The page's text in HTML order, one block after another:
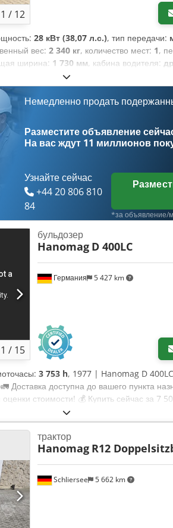
1 / 12
28 кВт (38,07 л.с.), тип передачи:
вес: 2 340 кг, количество мест: 1,
ширина: 1 730 мм, кабина водителя:
Немедленно продать
Разместите объявление
На вас ждут 11 миллионов
Узнайте сейчас
+44 20 806 810
84
*за объявление/
1 / 15
Германия 5 427 km
бульдозер
Hanomag D 400LC
3 753 h, 1977 | Hanomag D
Доставка доступна до вашего пункта
стоимости! 💰 Купить сейчас за 7
за небольшую плату (требует
точки проверки: 19 одобрено ✅ 12
увидеть полный отчет о проверке,
часто используется для поиска
стоит выбрать эту машину и наши
✔ Доставка прямо на
варианты оплаты 🔄 Интересуетесь
для всех владельцев и
Schliersee 5 662 km
трактор
Hanomag R12